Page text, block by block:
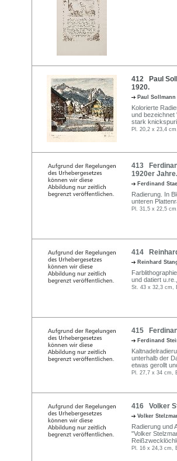
412 Paul
1920.
Paul Sollmann
Kolorierte
und bezeichnet
stark
Pl. 20,2 x 23,4
413
1920er Jahre.
Ferdinand
Radierung. In
unteren
Pl. 31,5 x 22,5
414
Reinhard
und datiert
St. 43 x 32,3 cm,
415
Ferdinand
unterhalb der
etwas gerollt
Pl. 27,7 x 34 cm,
416 Volker
Volker
Radierung und
"Volker
Pl. 16 x 24,3 cm,